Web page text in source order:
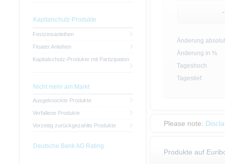
Änderung absolut
Änderung in %
Tageshoch
Tagestief
Please note:
Produkte auf
Kapitalschutz-Produkte
Festzinsanleihen
Floater Anleihen
Kapitalschutz-Produkte mit Partizipation
Nicht mehr am Markt
Ausgeknockte Produkte
Verfallene Produkte
Vorzeitig zurückgezahlte Produkte
Deutsche Bank AG Rating